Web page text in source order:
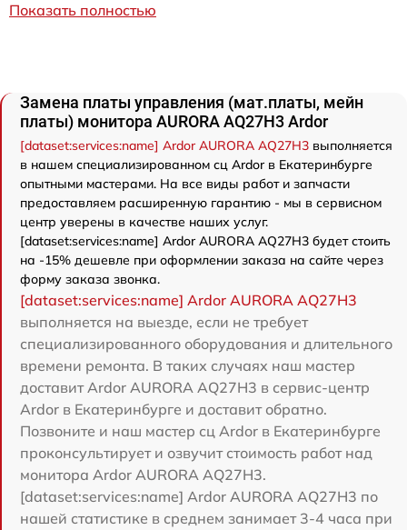
Показать полностью
Замена платы управления (мат.платы, мейн
платы) монитора AURORA AQ27H3 Ardor
[dataset:services:name] Ardor AURORA AQ27H3 выполняется
в нашем специализированном сц Ardor в Екатеринбурге
опытными мастерами. На все виды работ и запчасти
предоставляем расширенную гарантию - мы в сервисном
центр уверены в качестве наших услуг.
[dataset:services:name] Ardor AURORA AQ27H3 будет стоить
на -15% дешевле при оформлении заказа на сайте через
форму заказа звонка.
[dataset:services:name] Ardor AURORA AQ27H3
выполняется на выезде, если не требует
специализированного оборудования и длительного
времени ремонта. В таких случаях наш мастер
доставит Ardor AURORA AQ27H3 в сервис-центр
Ardor в Екатеринбурге и доставит обратно.
Позвоните и наш мастер сц Ardor в Екатеринбурге
проконсультирует и озвучит стоимость работ над
монитора Ardor AURORA AQ27H3.
[dataset:services:name] Ardor AURORA AQ27H3 по
нашей статистике в среднем занимает 3-4 часа при